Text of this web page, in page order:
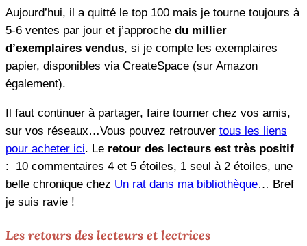
Aujourd’hui, il a quitté le top 100 mais je tourne toujours à
5-6 ventes par jour et j’approche du millier
d’exemplaires vendus, si je compte les exemplaires
papier, disponibles via CreateSpace (sur Amazon
également).
Il faut continuer à partager, faire tourner chez vos amis,
sur vos réseaux…Vous pouvez retrouver tous les liens
pour acheter ici. Le retour des lecteurs est très positif
: 10 commentaires 4 et 5 étoiles, 1 seul à 2 étoiles, une
belle chronique chez Un rat dans ma bibliothèque… Bref
je suis ravie !
Les retours des lecteurs et lectrices